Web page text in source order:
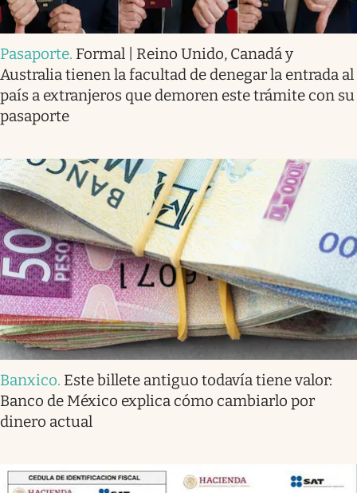
Pasaporte. Formal | Reino Unido, Canadá y
Australia tienen la facultad de denegar la entrada al
país a extranjeros que demoren este trámite con su
pasaporte
Banxico. Este billete antiguo todavía tiene valor:
Banco de México explica cómo cambiarlo por
dinero actual